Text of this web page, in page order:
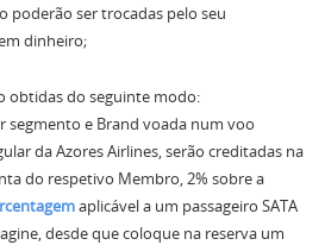
poderão ser trocadas pelo seu
dinheiro;
obtidas do seguinte modo:
segmento e Brand voada num voo
da Azores Airlines, serão creditadas na
do respetivo Membro, 2% sobre a
aplicável a um passageiro SATA
desde que coloque na reserva um